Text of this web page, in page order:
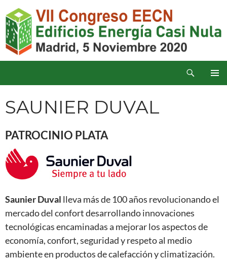
contenido
SAUNIER DUVAL
PATROCINIO PLATA
Saunier Duval lleva más de 100 años revolucionando el
mercado del confort desarrollando innovaciones
tecnológicas encaminadas a mejorar los aspectos de
economía, confort, seguridad y respeto al medio
ambiente en productos de calefacción y climatización.